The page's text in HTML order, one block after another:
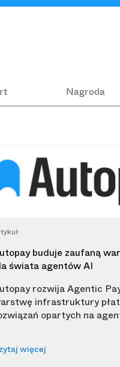
Nagroda
buduje zaufaną
świata agentów AI
rozwija Agentic
infrastruktury
opartych na
więcej